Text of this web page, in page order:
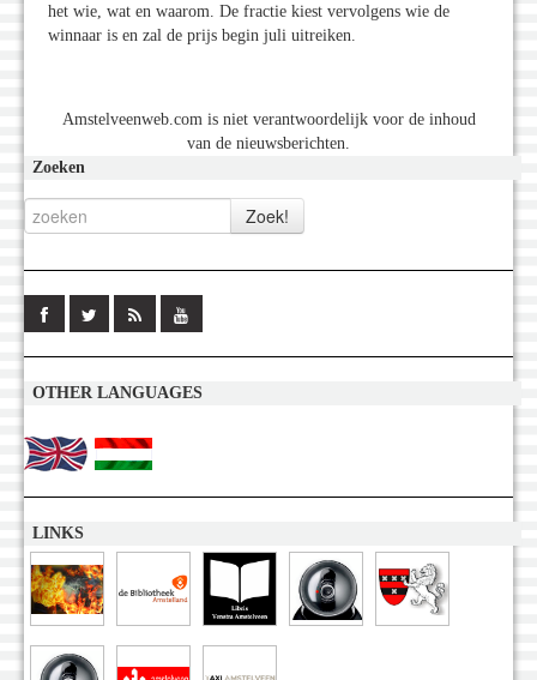
het wie, wat en waarom. De fractie kiest vervolgens wie de
winnaar is en zal de prijs begin juli uitreiken.
Amstelveenweb.com is niet verantwoordelijk voor de inhoud
van de nieuwsberichten.
Zoeken
OTHER LANGUAGES
LINKS